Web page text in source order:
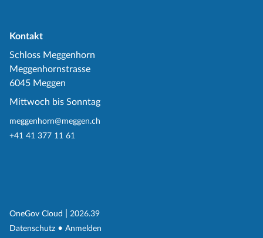
Kontakt
Schloss Meggenhorn
Meggenhornstrasse
6045 Meggen
Mittwoch bis Sonntag
meggenhorn@meggen.ch
+41 41 377 11 61
OneGov Cloud (External Link)
2026.39
Datenschutz (External Link)
Anmelden